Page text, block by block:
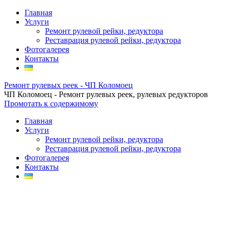
Главная
Услуги
Ремонт рулевой рейки, редуктора
Реставрация рулевой рейки, редуктора
Фотогалерея
Контакты
Ремонт рулевых реек - ЧП Коломоец
ЧП Коломоец - Ремонт рулевых реек, рулевых редукторов
Промотать к содержимому
Главная
Услуги
Ремонт рулевой рейки, редуктора
Реставрация рулевой рейки, редуктора
Фотогалерея
Контакты